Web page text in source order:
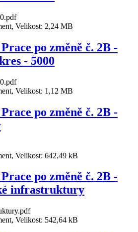
Velikost: 2,24 MB
po změně č. 2B -
- 5000
Velikost: 1,12 MB
po změně č. 2B -
Velikost: 642,49 kB
po změně č. 2B -
infrastruktury
Velikost: 542,64 kB